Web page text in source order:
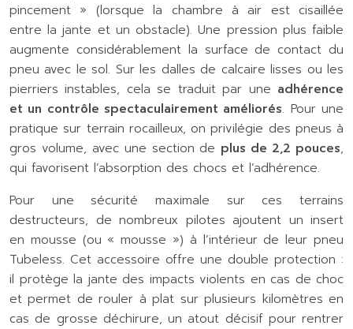
pincement » (lorsque la chambre à air est cisaillée
entre la jante et un obstacle). Une pression plus faible
augmente considérablement la surface de contact du
pneu avec le sol. Sur les dalles de calcaire lisses ou les
pierriers instables, cela se traduit par une adhérence
et un contrôle spectaculairement améliorés. Pour une
pratique sur terrain rocailleux, on privilégie des pneus à
gros volume, avec une section de plus de 2,2 pouces,
qui favorisent l’absorption des chocs et l’adhérence.
Pour une sécurité maximale sur ces terrains
destructeurs, de nombreux pilotes ajoutent un insert
en mousse (ou « mousse ») à l’intérieur de leur pneu
Tubeless. Cet accessoire offre une double protection :
il protège la jante des impacts violents en cas de choc
et permet de rouler à plat sur plusieurs kilomètres en
cas de grosse déchirure, un atout décisif pour rentrer